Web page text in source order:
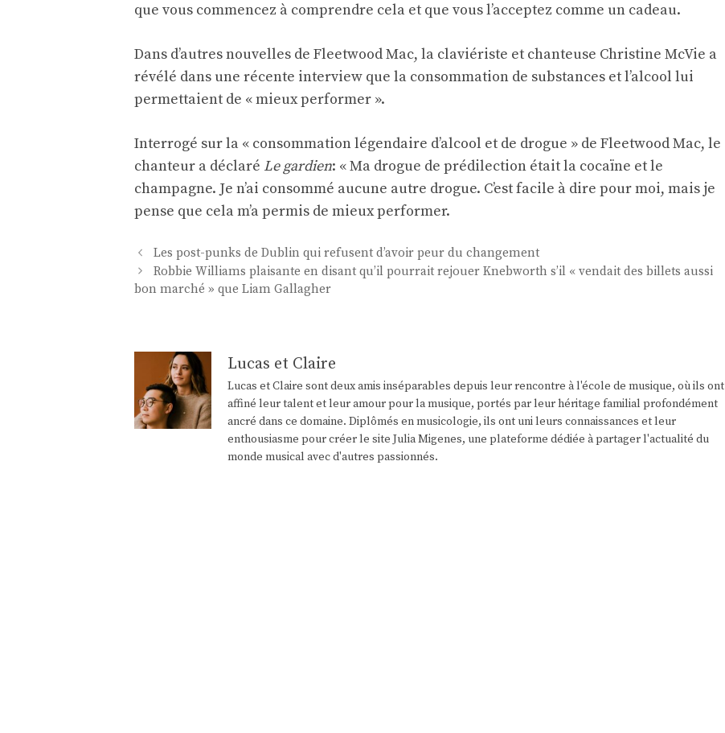
que vous commencez à comprendre cela et que vous l’acceptez comme un cadeau.
Dans d’autres nouvelles de Fleetwood Mac, la claviériste et chanteuse Christine McVie a
révélé dans une récente interview que la consommation de substances et l’alcool lui
permettaient de « mieux performer ».
Interrogé sur la « consommation légendaire d’alcool et de drogue » de Fleetwood Mac, le
chanteur a déclaré Le gardien: « Ma drogue de prédilection était la cocaïne et le
champagne. Je n’ai consommé aucune autre drogue. C’est facile à dire pour moi, mais je
pense que cela m’a permis de mieux performer.
Navigation
des
articles
Les post-punks de Dublin qui refusent d’avoir peur du changement
Robbie Williams plaisante en disant qu’il pourrait rejouer Knebworth s’il « vendait des billets aussi
bon marché » que Liam Gallagher
Lucas et Claire
Lucas et Claire sont deux amis inséparables depuis leur rencontre à l'école de musique, où ils ont
affiné leur talent et leur amour pour la musique, portés par leur héritage familial profondément
ancré dans ce domaine. Diplômés en musicologie, ils ont uni leurs connaissances et leur
enthousiasme pour créer le site Julia Migenes, une plateforme dédiée à partager l'actualité du
monde musical avec d'autres passionnés.